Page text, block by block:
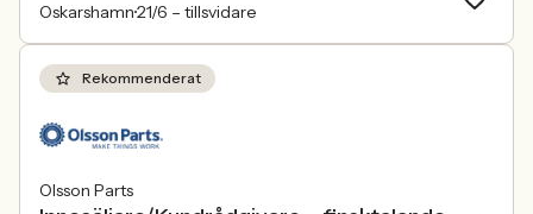
Oskarshamn21/6 – tillsvidare
Rekommenderat
Olsson Parts